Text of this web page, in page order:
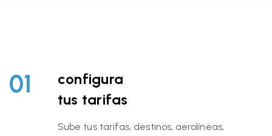
01
configura
tus tarifas
Sube tus tarifas, destinos, aerolíneas,